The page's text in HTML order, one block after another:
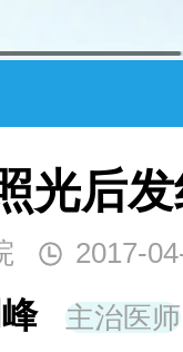
光后
2017-
主治医师